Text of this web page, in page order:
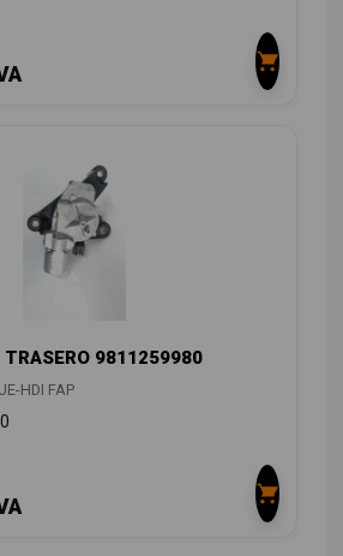
TRASERO 9811259980
HDI FAP